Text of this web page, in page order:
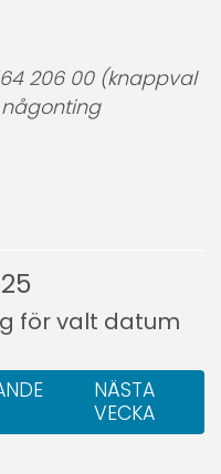
206 00 (knappval
för valt datum
NÄSTA
VECKA